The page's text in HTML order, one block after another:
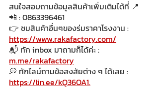
สนใจสอบถามข้อมูลสินค้าเพิ่มเติมได้ที่ 📍
📲 : 0863396461
👉 ชมสินค้าอื่นๆของร่มราคาโรงงาน :
https://www.rakafactory.com/
📬 ทัก inbox มาถามก็ได้ค่ะ :
m.me/rakafactory
💭 ทักไลน์ถามข้อสงสัยต่าง ๆ ได้เลย :
https://lin.ee/kQ36OA1.